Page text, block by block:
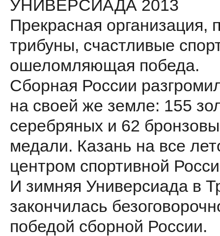
УНИВЕРСИАДА 2013
Прекрасная организация,
трибуны, счастливые
ошеломляющая победа.
Сборная России
на своей же земле: 155
серебряных и 62
медали. Казань на все
центром спортивной
И зимняя Универсиада в
закончилась
победой сборной России.